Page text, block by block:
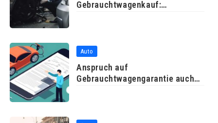
Gebrauchtwagenkauf:
Auto
Anspruch auf
Gebrauchtwagengarantie auch